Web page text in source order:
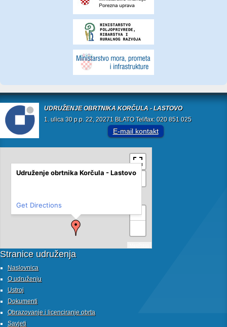
UDRUŽENJE OBRTNIKA KORČULA - LASTOVO
1. ulica 30 p.p. 22, 20271 BLATO Tel/fax: 020 851 025
E-mail kontakt
+
Udruženje obrtnika Korčula - Lastovo
Get Directions
Stranice udruženja
Naslovnica
O udruženju
Ustroj
Dokumenti
Obrazovanje i licenciranje obrta
Savjeti